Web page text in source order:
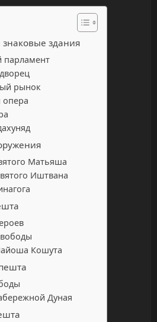
здания
парламент
рынок
опера
Матьяша
Иштвана
Кошута
Дуная